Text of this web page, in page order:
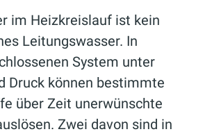
im Heizkreislauf ist kein
Leitungswasser. In
System unter
Druck können bestimmte
über Zeit unerwünschte
Zwei davon sind in